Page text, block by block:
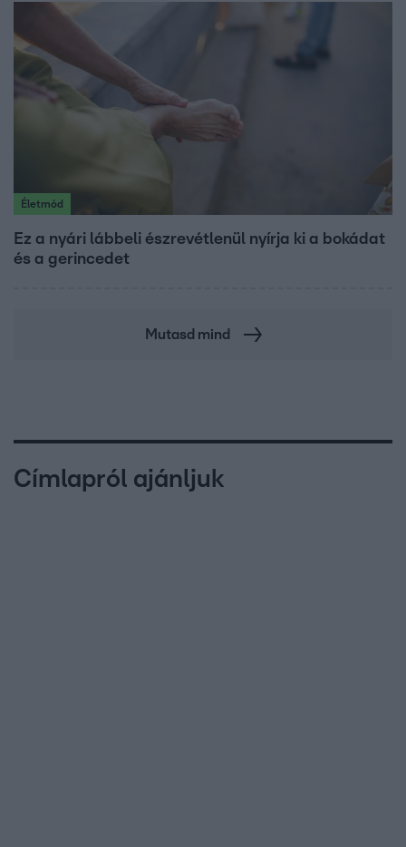
Életmód
Ez a nyári lábbeli észrevétlenül nyírja ki a bokádat
és a gerincedet
Mutasd mind
Címlapról ajánljuk